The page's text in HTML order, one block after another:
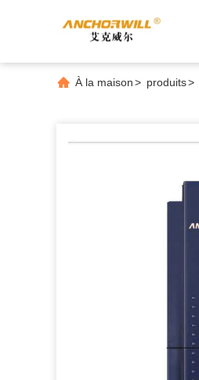
À la maison> produits>